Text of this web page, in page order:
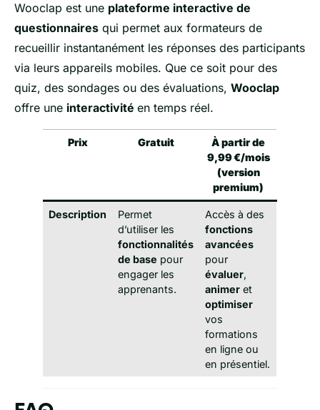
Wooclap est une plateforme interactive de
questionnaires qui permet aux formateurs de
recueillir instantanément les réponses des participants
via leurs appareils mobiles. Que ce soit pour des
quiz, des sondages ou des évaluations, Wooclap
offre une interactivité en temps réel.
Prix Gratuit
À partir de
9,99 €/mois
(version
premium)
Description
Permet
d’utiliser les
fonctionnalités
de base pour
engager les
apprenants.
Accès à des
fonctions
avancées
pour
évaluer,
animer et
optimiser
vos
formations
en ligne ou
en présentiel.